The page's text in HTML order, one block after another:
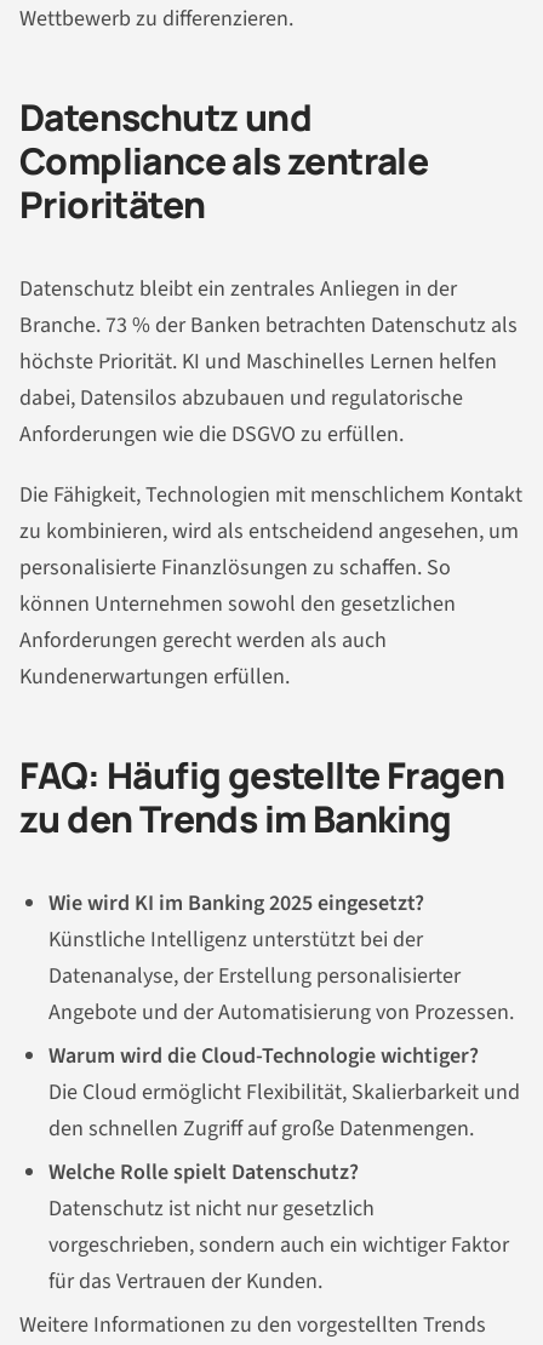
Wettbewerb zu differenzieren.
Datenschutz und
Compliance als zentrale
Prioritäten
Datenschutz bleibt ein zentrales Anliegen in der
Branche. 73 % der Banken betrachten Datenschutz als
höchste Priorität. KI und Maschinelles Lernen helfen
dabei, Datensilos abzubauen und regulatorische
Anforderungen wie die DSGVO zu erfüllen.
Die Fähigkeit, Technologien mit menschlichem Kontakt
zu kombinieren, wird als entscheidend angesehen, um
personalisierte Finanzlösungen zu schaffen. So
können Unternehmen sowohl den gesetzlichen
Anforderungen gerecht werden als auch
Kundenerwartungen erfüllen.
FAQ: Häufig gestellte Fragen
zu den Trends im Banking
Wie wird KI im Banking 2025 eingesetzt?
Künstliche Intelligenz unterstützt bei der
Datenanalyse, der Erstellung personalisierter
Angebote und der Automatisierung von Prozessen.
Warum wird die Cloud-Technologie wichtiger?
Die Cloud ermöglicht Flexibilität, Skalierbarkeit und
den schnellen Zugriff auf große Datenmengen.
Welche Rolle spielt Datenschutz?
Datenschutz ist nicht nur gesetzlich
vorgeschrieben, sondern auch ein wichtiger Faktor
für das Vertrauen der Kunden.
Weitere Informationen zu den vorgestellten Trends